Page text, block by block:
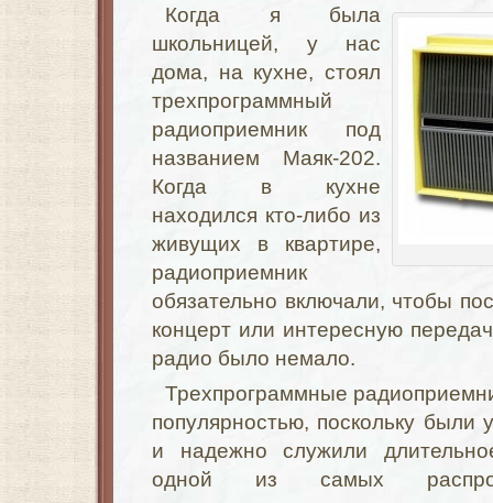
Когда я была
школьницей, у нас
дома, на кухне, стоял
трехпрограммный
радиоприемник под
названием Маяк-202.
Когда в кухне
находился кто-либо из
живущих в квартире,
радиоприемник
обязательно включали, чтобы
концерт или интересную
радио было немало.
Трехпрограммные
популярностью, поскольку были
и надежно служили
одной из самых